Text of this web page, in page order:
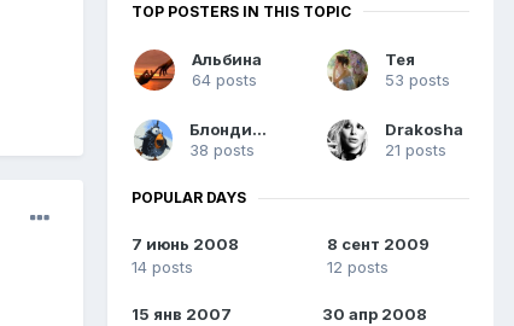
TOP POSTERS IN THIS TOPIC
Альбина
64 posts
Тея
53 posts
Блондинка
38 posts
Drakosha
21 posts
POPULAR DAYS
7 июнь 2008
14 posts
8 сент 2009
12 posts
15 янв 2007
30 апр 2008